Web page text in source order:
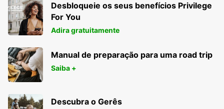
Desbloqueie os seus benefícios Privilege
For You
Adira gratuitamente
Manual de preparação para uma road trip
Saiba +
Descubra o Gerês